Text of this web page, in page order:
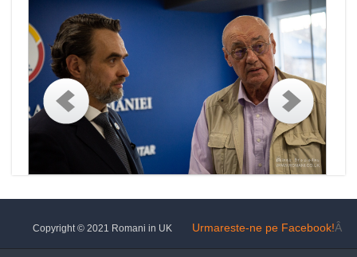
Urmareste-ne pe Facebook!Â
Copyright © 2021 Romani in UK